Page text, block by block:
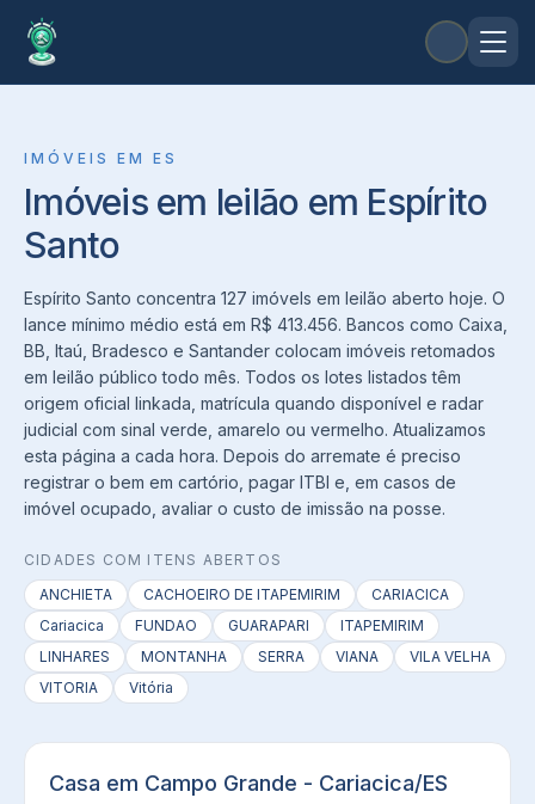
IMÓVEIS EM ES
Imóveis em leilão em Espírito
Santo
Espírito Santo concentra 127 imóvels em leilão aberto hoje. O
lance mínimo médio está em R$ 413.456. Bancos como Caixa,
BB, Itaú, Bradesco e Santander colocam imóveis retomados
em leilão público todo mês. Todos os lotes listados têm
origem oficial linkada, matrícula quando disponível e radar
judicial com sinal verde, amarelo ou vermelho. Atualizamos
esta página a cada hora. Depois do arremate é preciso
registrar o bem em cartório, pagar ITBI e, em casos de
imóvel ocupado, avaliar o custo de imissão na posse.
CIDADES COM ITENS ABERTOS
ANCHIETA
CACHOEIRO DE ITAPEMIRIM
CARIACICA
Cariacica
FUNDAO GUARAPARI
ITAPEMIRIM
LINHARES
MONTANHA SERRA VIANA
VILA VELHA
VITORIA
Vitória
Casa em Campo Grande - Cariacica/ES